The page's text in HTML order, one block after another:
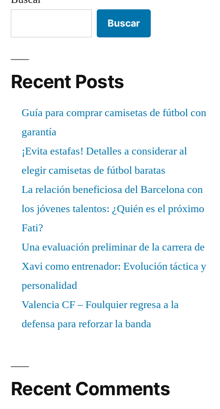
Buscar
Recent Posts
Guía para comprar camisetas de fútbol con
garantía
¡Evita estafas! Detalles a considerar al
elegir camisetas de fútbol baratas
La relación beneficiosa del Barcelona con
los jóvenes talentos: ¿Quién es el próximo
Fati?
Una evaluación preliminar de la carrera de
Xavi como entrenador: Evolución táctica y
personalidad
Valencia CF – Foulquier regresa a la
defensa para reforzar la banda
Recent Comments